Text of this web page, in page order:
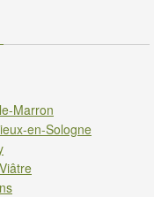
Marron
en-Sologne